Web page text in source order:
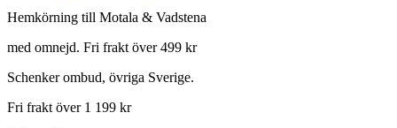
var:
är:
Hemkörning till Motala & Vadstena
med omnejd. Fri frakt över 499 kr
Schenker ombud, övriga Sverige.
Fri frakt över 1 199 kr